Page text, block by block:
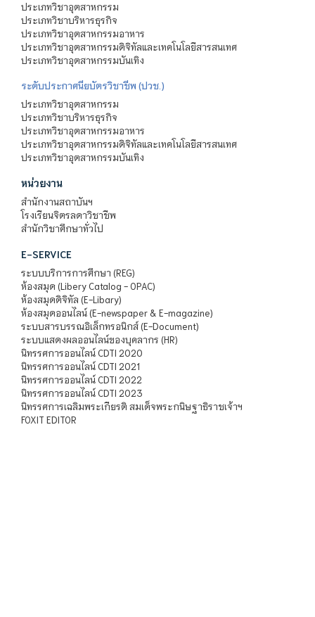
ประเภทวิชาอุตสาหกรรม
ประเภทวิชาบริหารธุรกิจ
ประเภทวิชาอุตสาหกรรมอาหาร
ประเภทวิชาอุตสาหกรรมดิจิทัลและเทคโนโลยีสารสนเทศ
ประเภทวิชาอุตสาหกรรมบันเทิง
ระดับประกาศนียบัตรวิชาชีพ (ปวช.)
ประเภทวิชาอุตสาหกรรม
ประเภทวิชาบริหารธุรกิจ
ประเภทวิชาอุตสาหกรรมอาหาร
ประเภทวิชาอุตสาหกรรมดิจิทัลและเทคโนโลยีสารสนเทศ
ประเภทวิชาอุตสาหกรรมบันเทิง
หน่วยงาน
สำนักงานสถาบันฯ
โรงเรียนจิตรลดาวิชาชีพ
สำนักวิชาศึกษาทั่วไป
E-SERVICE
ระบบบริการการศึกษา (REG)
ห้องสมุด (Libery Catalog - OPAC)
ห้องสมุดดิจิทัล (E-Libary)
ห้องสมุดออนไลน์ (E-newspaper & E-magazine)
ระบบสารบรรณอิเล็กทรอนิกส์ (E-Document)
ระบบแสดงผลออนไลน์ของบุคลากร (HR)
นิทรรศการออนไลน์ CDTI 2020
นิทรรศการออนไลน์ CDTI 2021
นิทรรศการออนไลน์ CDTI 2022
นิทรรศการออนไลน์ CDTI 2023
นิทรรศการเฉลิมพระเกียรติ สมเด็จพระกนิษฐาธิราชเจ้าฯ
FOXIT EDITOR